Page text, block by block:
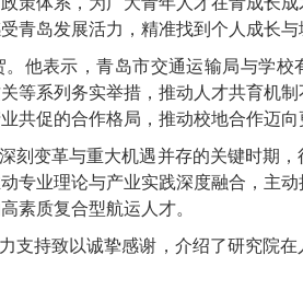
青岛发展活力，精准找到个人成长与
他表示，青岛市交通运输局与学校
等系列务实举措，推动人才共育机
共促的合作格局，推动校地合作迈向
刻变革与重大机遇并存的关键时期，
专业理论与产业实践深度融合，主
素质复合型航运人才。
持致以诚挚感谢，介绍了研究院在